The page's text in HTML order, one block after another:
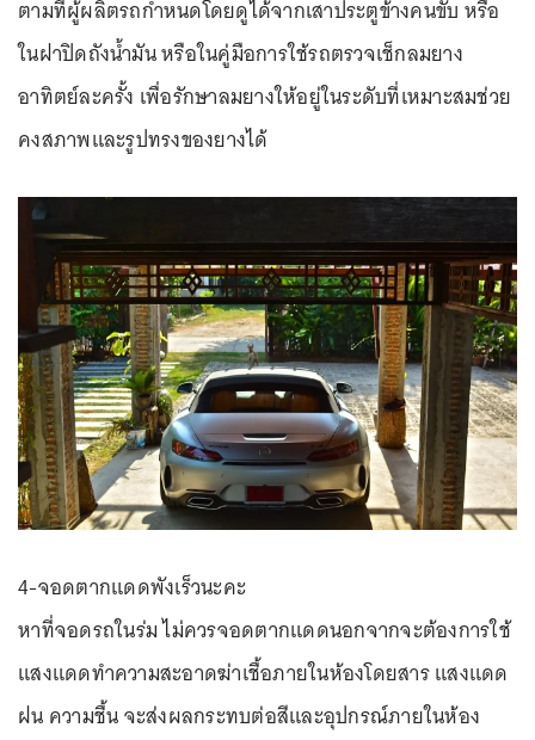
ตามที่ผู้ผลิตรถกำหนดโดยดูได้จากเสาประตูข้างคนขับ หรือ
ในฝาปิดถังน้ำมัน หรือในคู่มือการใช้รถตรวจเช็กลมยาง
อาทิตย์ละครั้ง เพื่อรักษาลมยางให้อยู่ในระดับที่เหมาะสมช่วย
คงสภาพและรูปทรงของยางได้
4-จอดตากแดดพังเร็วนะคะ
หาที่จอดรถในร่ม ไม่ควรจอดตากแดดนอกจากจะต้องการใช้
แสงแดดทำความสะอาดฆ่าเชื้อภายในห้องโดยสาร แสงแดด
ฝน ความชื้น จะส่งผลกระทบต่อสีและอุปกรณ์ภายในห้อง